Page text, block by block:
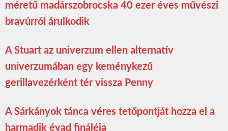
méretű madárszobrocska 40 ezer éves művészi
bravúrról árulkodik
A Stuart az univerzum ellen alternatív
univerzumában egy keménykezű
gerillavezérként tér vissza Penny
A Sárkányok tánca véres tetőpontját hozza el a
harmadik évad fináléja